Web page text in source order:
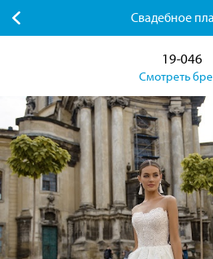
Свадебное
19-046
Смотреть